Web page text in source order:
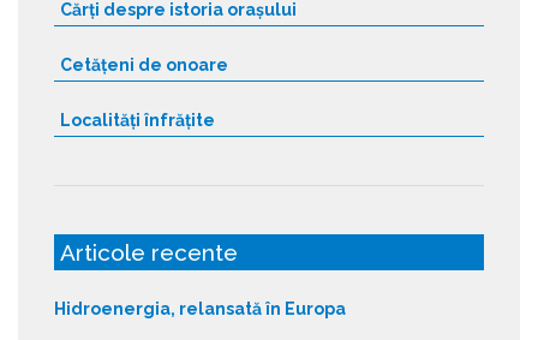
Cărți despre istoria orașului
Cetățeni de onoare
Localități înfrățite
Articole recente
Hidroenergia, relansată în Europa